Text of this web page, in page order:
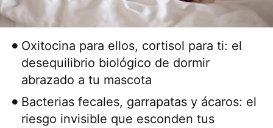
Oxitocina para ellos, cortisol para ti: el
desequilibrio biológico de dormir
abrazado a tu mascota
Bacterias fecales, garrapatas y ácaros: el
riesgo invisible que esconden tus